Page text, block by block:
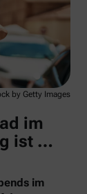
by Getty Images
im
ist …
im